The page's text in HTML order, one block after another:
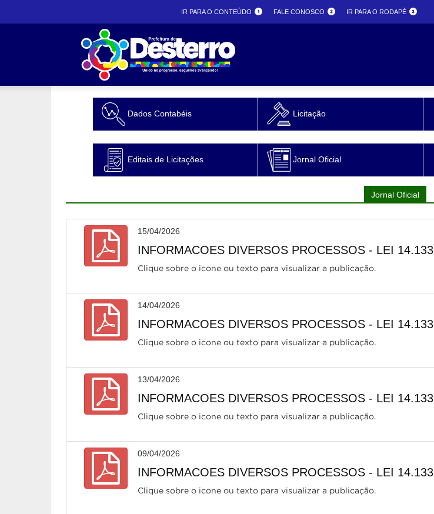
IR PARA O CONTEÚDO FALE CONOSCO IR PARA O RODAPÉ
Prefeitura
Dados Contabéis Licitação
Editais de Licitações Jornal Oficial
Jornal Oficial
15/04/2026
INFORMACOES DIVERSOS PROCESSOS - LEI 14.133
Clique sobre o icone ou texto para visualizar a publicação.
14/04/2026
INFORMACOES DIVERSOS PROCESSOS - LEI 14.133
Clique sobre o icone ou texto para visualizar a publicação.
13/04/2026
INFORMACOES DIVERSOS PROCESSOS - LEI 14.133
Clique sobre o icone ou texto para visualizar a publicação.
09/04/2026
INFORMACOES DIVERSOS PROCESSOS - LEI 14.133
Clique sobre o icone ou texto para visualizar a publicação.